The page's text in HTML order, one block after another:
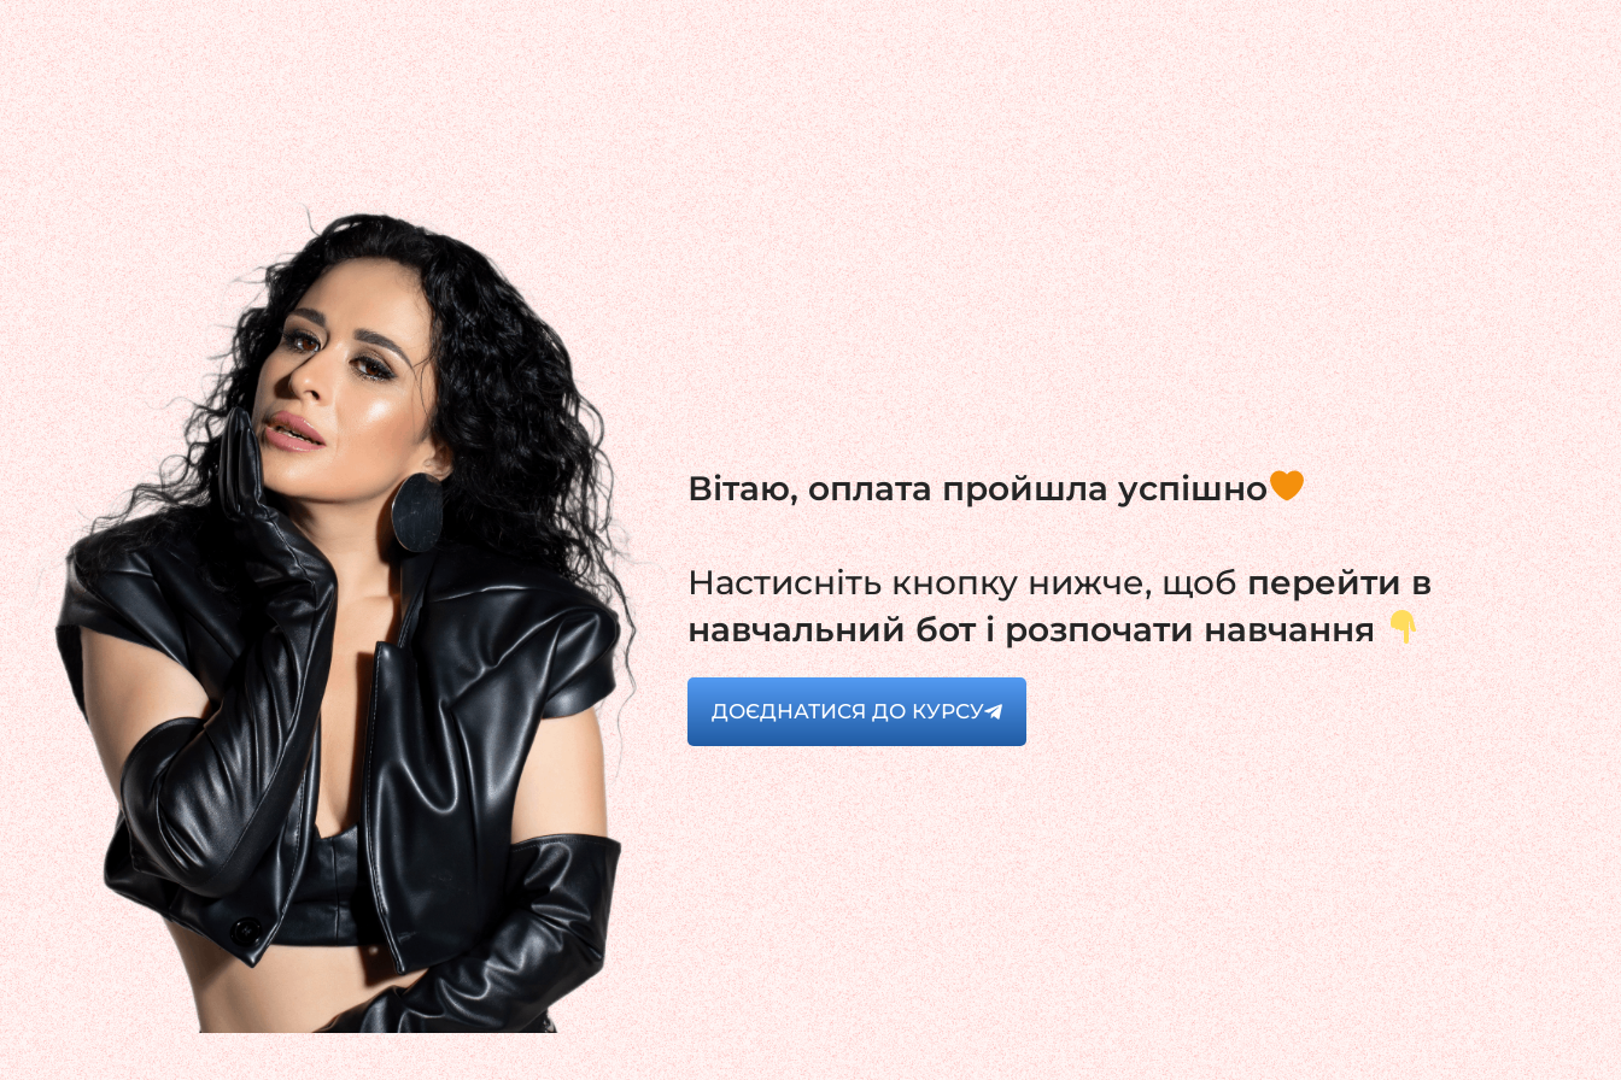
Вітаю, оплата пройшла успішно
Настисніть кнопку нижче, щобперейти в
навчальний бот і розпочати навчання
ДОЄДНАТИСЯ ДО КУРСУ